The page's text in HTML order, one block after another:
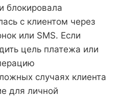
блокировала
с клиентом через
или SMS. Если
цель платежа или
случаях клиента
для личной